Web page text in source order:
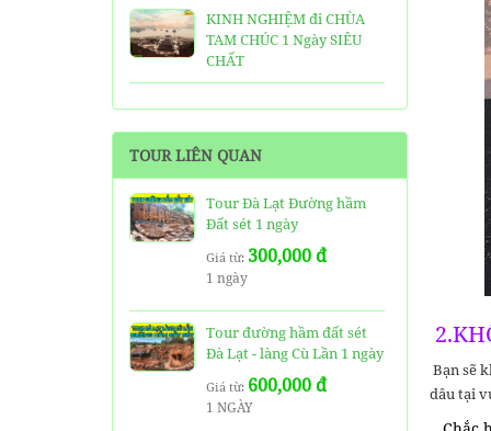
KINH NGHIỆM đi CHÙA
TAM CHÚC 1 Ngày SIÊU
CHẤT
25 Ngôi Chùa ở Sài Gòn
TOP 16 địa điểm du lịch
HẤP DẪN nhất việt nam:
Bạn đã đi được những nơi
Trọn bộ thông tin tuyến
Ninh
HƯỚNG DẪN đi du lịch
TAM ĐẢO chi tiết kèm
thông tin liên hệ
TOUR LIÊN QUAN
Tour Đà Lạt Đường hầm
Đất sét 1 ngày
Giá từ: 300,000 đ
1 ngày
Tour đường hầm đất sét
Đà Lạt - làng Cù Lần 1 ngày
Giá từ: 600,000 đ
1 NGÀY
Bạn sẽ
dâu tại